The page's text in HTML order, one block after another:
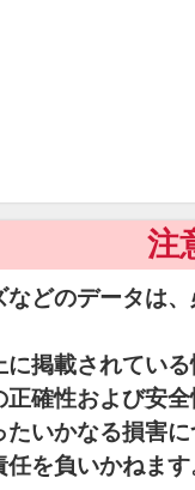
注
どのデータは
掲載されてい
正確性および安
いかなる損害
を負いかねます